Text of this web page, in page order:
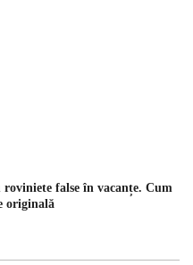
false în vacanțe. Cum
originală